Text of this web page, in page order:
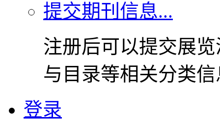
提交期刊信息...
注册后可以提交展
与目录等相关分类
登录